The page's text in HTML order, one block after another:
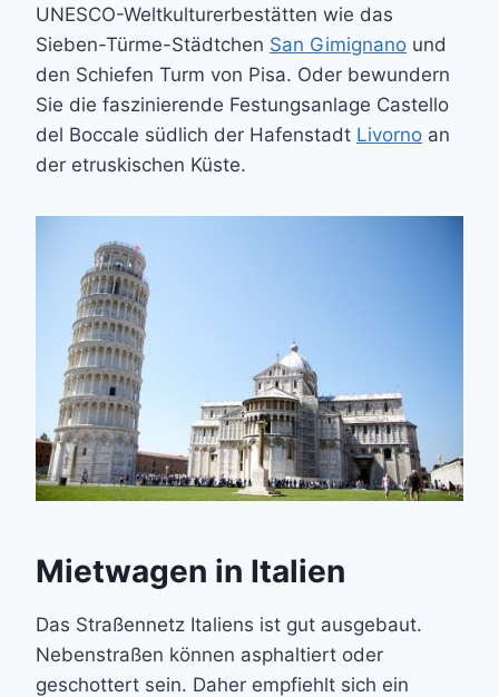
UNESCO-Weltkulturerbestätten wie das
Sieben-Türme-Städtchen San Gimignano und
den Schiefen Turm von Pisa. Oder bewundern
Sie die faszinierende Festungsanlage Castello
del Boccale südlich der Hafenstadt Livorno an
der etruskischen Küste.
Mietwagen in Italien
Das Straßennetz Italiens ist gut ausgebaut.
Nebenstraßen können asphaltiert oder
geschottert sein. Daher empfiehlt sich ein